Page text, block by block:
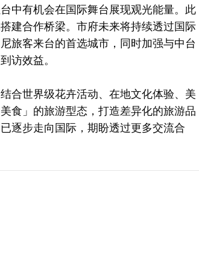
中有机会在国际舞台展现观光能量。此
建合作桥梁。市府未来将持续透过国际
旅客来台的首选城市，同时加强与中台
访效益。
合世界级花卉活动、在地文化体验、美
食」的旅游型态，打造差异化的旅游品
逐步走向国际，期盼透过更多交流合